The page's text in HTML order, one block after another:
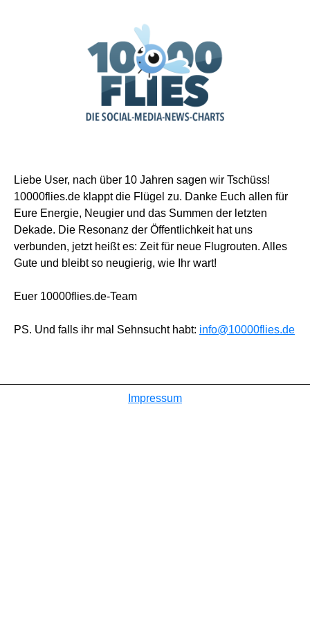
Liebe User, nach über 10 Jahren sagen wir Tschüss!
10000flies.de klappt die Flügel zu. Danke Euch allen für
Eure Energie, Neugier und das Summen der letzten
Dekade. Die Resonanz der Öffentlichkeit hat uns
verbunden, jetzt heißt es: Zeit für neue Flugrouten. Alles
Gute und bleibt so neugierig, wie Ihr wart!
Euer 10000flies.de-Team
PS. Und falls ihr mal Sehnsucht habt: info@10000flies.de
Impressum